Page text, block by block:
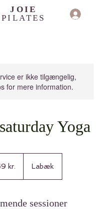
JOIE
PILATES
er ikke tilgængelig,
for mere information.
Yoga
kr. Labæk
sessioner